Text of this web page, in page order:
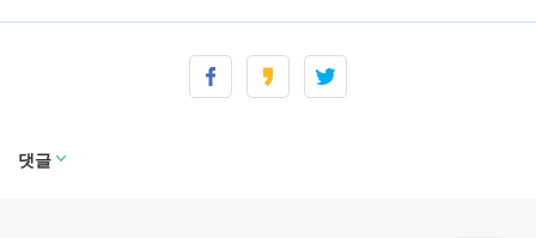
[Daily] 그냥 문득.... (0)
댓글